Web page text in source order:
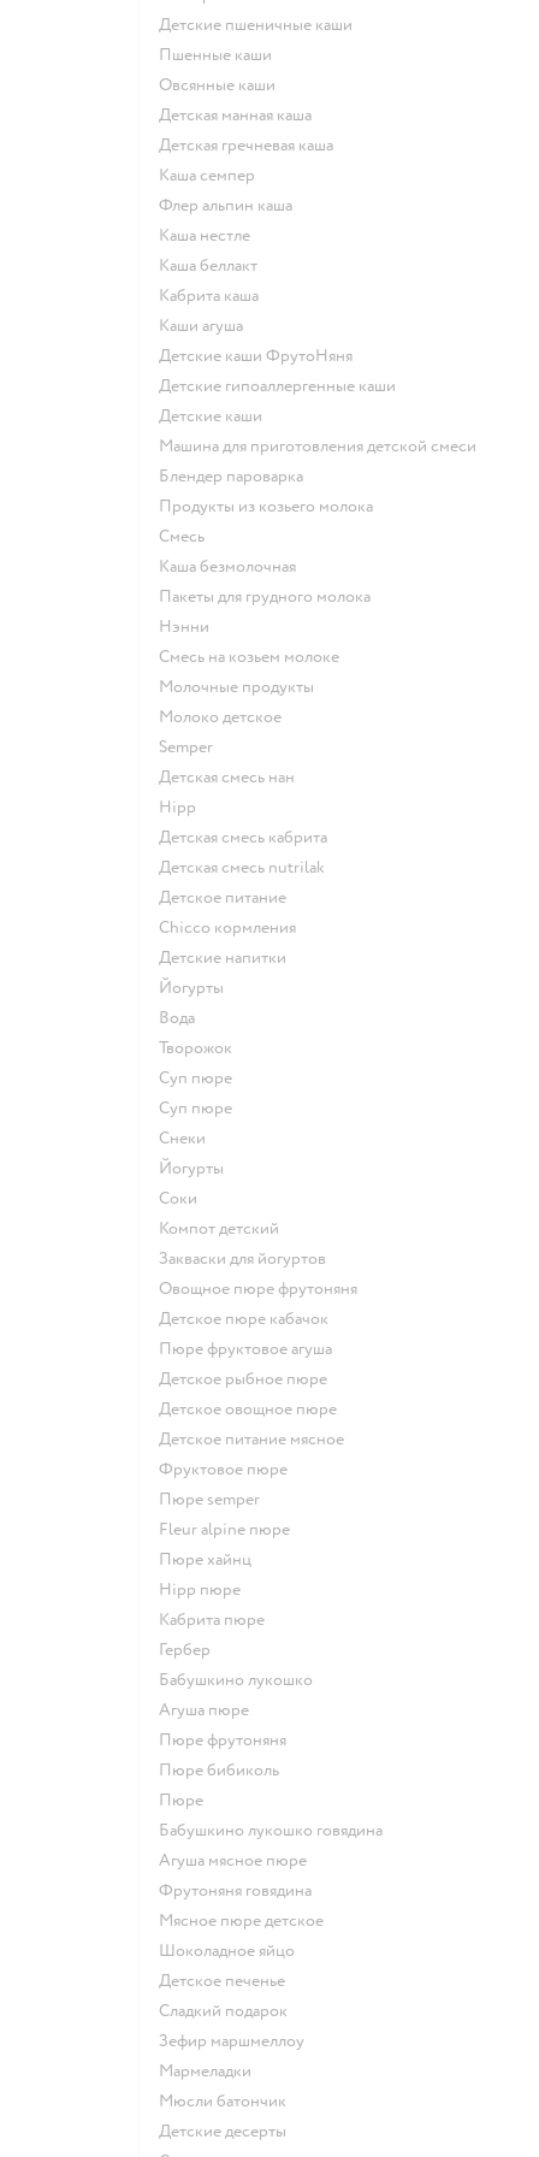
Детские пшеничные каши
Пшенные каши
овсянные каши
детская манная каша
детская гречневая каша
каша семпер
флер альпин каша
каша нестле
каша беллакт
кабрита каша
каши агуша
Детские каши ФрутоНяня
Детские гипоаллергенные каши
детские каши
машина для приготовления детской смеси
блендер пароварка
продукты из козьего молока
смесь
каша безмолочная
пакеты для грудного молока
нэнни
смесь на козьем молоке
молочные продукты
молоко детское
semper
детская смесь нан
hipp
детская смесь кабрита
детская смесь nutrilak
детское питание
chicco кормления
детские напитки
йогурты
Вода
творожок
суп пюре
суп пюре
Снеки
йогурты
Соки
компот детский
Закваски для йогуртов
овощное пюре фрутоняня
детское пюре кабачок
пюре фруктовое агуша
детское рыбное пюре
детское овощное пюре
детское питание мясное
фруктовое пюре
пюре semper
fleur alpine пюре
пюре хайнц
hipp пюре
кабрита пюре
гербер
бабушкино лукошко
агуша пюре
пюре фрутоняня
пюре бибиколь
пюре
бабушкино лукошко говядина
агуша мясное пюре
фрутоняня говядина
мясное пюре детское
шоколадное яйцо
детское печенье
сладкий подарок
зефир маршмеллоу
мармеладки
мюсли батончик
детские десерты